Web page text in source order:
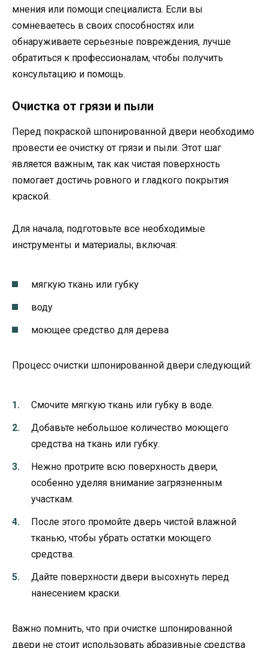
мнения или помощи специалиста. Если вы
сомневаетесь в своих способностях или
обнаруживаете серьезные повреждения, лучше
обратиться к профессионалам, чтобы получить
консультацию и помощь.
Очистка от грязи и пыли
Перед покраской шпонированной двери необходимо
провести ее очистку от грязи и пыли. Этот шаг
является важным, так как чистая поверхность
помогает достичь ровного и гладкого покрытия
краской.
Для начала, подготовьте все необходимые
инструменты и материалы, включая:
мягкую ткань или губку
воду
моющее средство для дерева
Процесс очистки шпонированной двери следующий:
Смочите мягкую ткань или губку в воде.
Добавьте небольшое количество моющего
средства на ткань или губку.
Нежно протрите всю поверхность двери,
особенно уделяя внимание загрязненным
участкам.
После этого промойте дверь чистой влажной
тканью, чтобы убрать остатки моющего
средства.
Дайте поверхности двери высохнуть перед
нанесением краски.
Важно помнить, что при очистке шпонированной
двери не стоит использовать абразивные средства